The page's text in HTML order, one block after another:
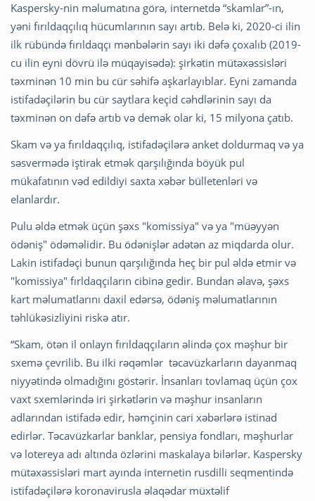
Kaspersky-nin məlumatına görə, internetdə “skamlar”-ın,
yəni fırıldaqçılıq hücumlarının sayı artıb. Belə ki, 2020-ci ilin
ilk rübündə fırıldaqçı mənbələrin sayı iki dəfə çoxalıb (2019-
cu ilin eyni dövrü ilə müqayisədə): şirkətin mütəxəssisləri
təxminən 10 min bu cür səhifə aşkarlayıblar. Eyni zamanda
istifadəçilərin bu cür saytlara keçid cəhdlərinin sayı da
təxminən on dəfə artıb və demək olar ki, 15 milyona çatıb.
Skam və ya fırıldaqçılıq, istifadəçilərə anket doldurmaq və ya
səsvermədə iştirak etmək qarşılığında böyük pul
mükafatının vəd edildiyi saxta xəbər bülletenləri və
elanlardır.
Pulu əldə etmək üçün şəxs "komissiya" və ya "müəyyən
ödəniş" ödəməlidir. Bu ödənişlər adətən az miqdarda olur.
Lakin istifadəçi bunun qarşılığında heç bir pul əldə etmir və
"komissiya" fırldaqçıların cibinə gedir. Bundan əlavə, şəxs
kart məlumatlarını daxil edərsə, ödəniş məlumatlarının
təhlükəsizliyini riskə atır.
“Skam, ötən il onlayn fırıldaqçıların əlində çox məşhur bir
sxemə çevrilib. Bu ilki rəqəmlər təcavüzkarların dayanmaq
niyyətində olmadığını göstərir. İnsanları tovlamaq üçün çox
vaxt sxemlərində iri şirkətlərin və məşhur insanların
adlarından istifadə edir, həmçinin cari xəbərlərə istinad
edirlər. Təcavüzkarlar banklar, pensiya fondları, məşhurlar
və lotereya adı altında özlərini maskalaya bilərlər. Kaspersky
mütəxəssisləri mart ayında internetin rusdilli seqmentində
istifadəçilərə koronavirusla əlaqədar müxtəlif